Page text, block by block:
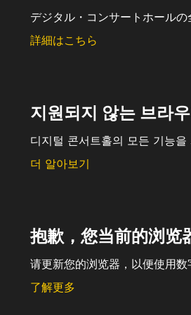
デジタル・コンサートホール
詳細はこちら
지원되지 않는 브라
디지털 콘서트홀의 모든 기능
더 알아보기
抱歉，您当前的浏览
请更新您的浏览器，以便使用数
了解更多